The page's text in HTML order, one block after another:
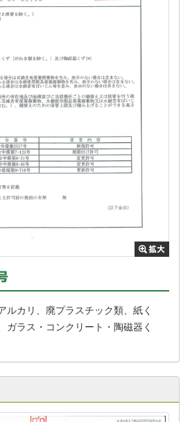
ルカリ、廃プラスチック類、紙く
ガラス・コンクリート・陶磁器く